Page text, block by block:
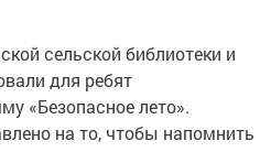
сельской библиотеки и
для ребят
«Безопасное лето».
на то, чтобы напомнить